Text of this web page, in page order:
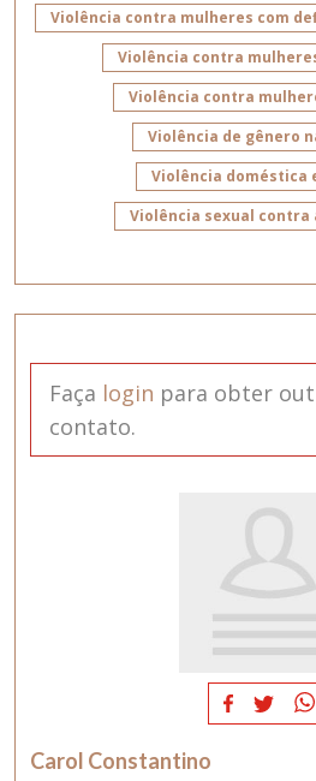
Violência contra mulheres com
Violência contra
Violência contra
Violência de gênero
Violência doméstica
Violência sexual contra
Faça login para obter
contato.
Carol Constantino